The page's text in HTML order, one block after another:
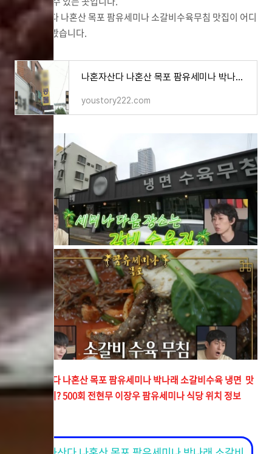
나혼자 산다 나혼산 목포 팜유세미나 소갈비수육무침 맛집이 어디
인지 찾아봤습니다.
나혼자산다 나혼산 목포 팜유세미나 박나래 콩물 맛집 어디? 500회 노랑콩콩물,검정콩콩물 파는
youstory222.com
나혼자산다 나혼산 목포 팜유세미나 박나래 소갈비수육 냉면 맛
집 어디? 500회 전현무 이장우 팜유세미나 식당 위치 정보